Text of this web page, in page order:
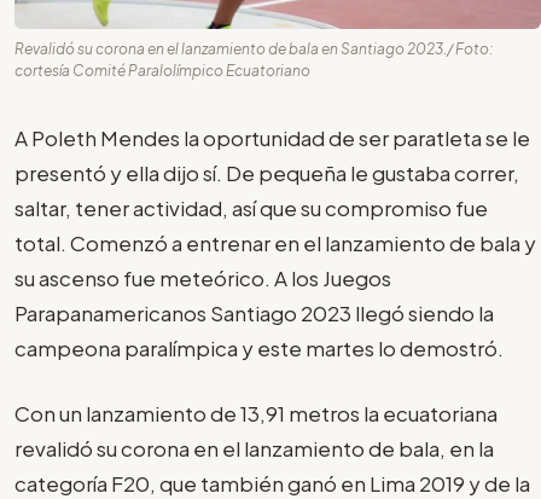
Revalidó su corona en el lanzamiento de bala en Santiago 2023./ Foto:
cortesía Comité Paralolímpico Ecuatoriano
A Poleth Mendes la oportunidad de ser paratleta se le
presentó y ella dijo sí. De pequeña le gustaba correr,
saltar, tener actividad, así que su compromiso fue
total. Comenzó a entrenar en el lanzamiento de bala y
su ascenso fue meteórico. A los Juegos
Parapanamericanos Santiago 2023 llegó siendo la
campeona paralímpica y este martes lo demostró.
Con un lanzamiento de 13,91 metros la ecuatoriana
revalidó su corona en el lanzamiento de bala, en la
categoría F20, que también ganó en Lima 2019 y de la